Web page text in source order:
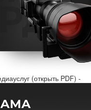
(открыть PDF) -